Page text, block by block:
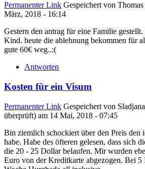
Permanenter Link Gespeichert von
März, 2018 - 16:14
Gestern den antrag für eine Familie
Kind. heute die ablehnung bekommen für
gute 60€ weg..:(
Antworten
Kosten für ein Visum
Permanenter Link Gespeichert von
überprüft) am 14 Mai, 2018 - 07:45
Bin ziemlich schockiert über den Preis den
habe. Habe des öfteren gelesen, dass sich
die 20 - 25 Dollar belaufen. Mir wurden
Euro von der Kreditkarte abgezogen. Bei 5